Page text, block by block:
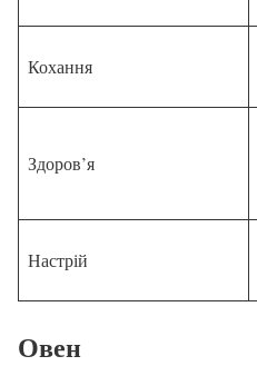
Кохання
Здоров’я
Настрій
Овен